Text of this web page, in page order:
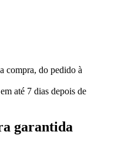
compra, do pedido à
em até 7 dias depois de
garantida